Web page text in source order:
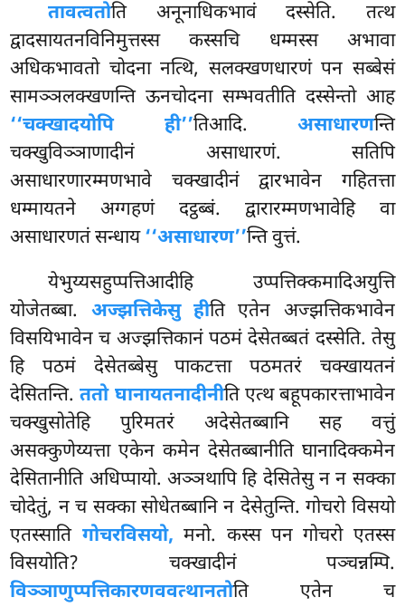
तावत्वतोति अनूनाधिकभावं दस्सेति. तत्थ
द्वादसायतनविनिमुत्तस्स कस्सचि धम्मस्स अभावा
अधिकभावतो चोदना नत्थि, सलक्खणधारणं पन सब्बेसं
सामञ्ञलक्खणन्ति ऊनचोदना सम्भवतीति दस्सेन्तो आह
‘‘चक्खादयोपि ही’’तिआदि. असाधारणन्ति
चक्खुविञ्ञाणादीनं असाधारणं. सतिपि
असाधारणारम्मणभावे चक्खादीनं द्वारभावेन गहितत्ता
धम्मायतने अग्गहणं दट्ठब्बं. द्वारारम्मणभावेहि वा
असाधारणतं सन्धाय‘‘असाधारण’’न्ति वुत्तं.
येभुय्यसहुप्पत्तिआदीहि उप्पत्तिक्कमादिअयुत्ति
योजेतब्बा. अज्झत्तिकेसु हीति एतेन अज्झत्तिकभावेन
विसयिभावेन च अज्झत्तिकानं पठमं देसेतब्बतं दस्सेति. तेसु
हि पठमं देसेतब्बेसु पाकटत्ता पठमतरं चक्खायतनं
देसितन्ति.ततो घानायतनादीनीति एत्थ बहूपकारत्ताभावेन
चक्खुसोतेहि पुरिमतरं अदेसेतब्बानि सह वत्तुं
असक्कुणेय्यत्ता एकेन कमेन देसेतब्बानीति घानादिक्कमेन
देसितानीति अधिप्पायो. अञ्ञथापि हि देसितेसु न न सक्का
चोदेतुं, न च सक्का सोधेतब्बानि न देसेतुन्ति. गोचरो विसयो
एतस्साति गोचरविसयो, मनो. कस्स पन गोचरो एतस्स
विसयोति? चक्खादीनं पञ्चन्नम्पि.
विञ्ञाणुप्पत्तिकारणववत्थानतोति एतेन च